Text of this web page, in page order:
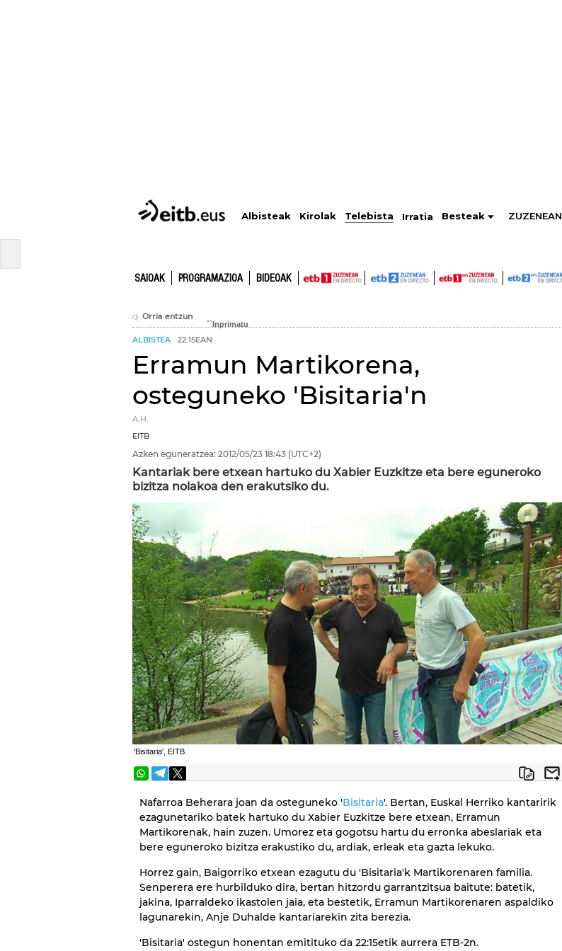
Albisteak Kirolak Telebista Irratia Besteak ZUZENEAN
SAIOAK PROGRAMAZIOA BIDEOAK
Orria entzun
ALBISTEA 22:15EAN
Erramun Martikorena,
osteguneko 'Bisitaria'n
A.H.
EITB
Azken eguneratzea: 2012/05/23 18:43 (UTC+2)
Kantariak bere etxean hartuko du Xabier Euzkitze eta bere eguneroko
bizitza nolakoa den erakutsiko du.
'Bisitaria', EITB.
Nafarroa Beherara joan da osteguneko 'Bisitaria'. Bertan, Euskal Herriko kantaririk
ezagunetariko batek hartuko du Xabier Euzkitze bere etxean, Erramun
Martikorenak, hain zuzen. Umorez eta gogotsu hartu du erronka abeslariak eta
bere eguneroko bizitza erakustiko du, ardiak, erleak eta gazta lekuko.
Horrez gain, Baigorriko etxean ezagutu du 'Bisitaria'k Martikorenaren familia.
Senperera ere hurbilduko dira, bertan hitzordu garrantzitsua baitute: batetik,
jakina, Iparraldeko ikastolen jaia, eta bestetik, Erramun Martikorenaren aspaldiko
lagunarekin, Anje Duhalde kantariarekin zita berezia.
'Bisitaria' ostegun honentan emitituko da 22:15etik aurrera ETB-2n.